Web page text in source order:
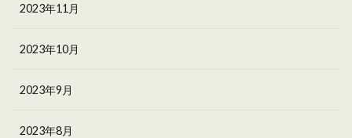
2023年11月
2023年10月
2023年9月
2023年8月